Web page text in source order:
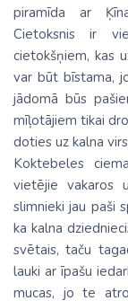
piramīda ar
Cietoksnis ir
cietokšņiem, kas
var būt bīstama,
jādomā būs
mīļotājiem tikai
doties uz kalna
Koktebeles
vietējie vakaros
slimnieki jau paši
ka kalna
svētais, taču
lauki ar īpašu
mucas, jo te